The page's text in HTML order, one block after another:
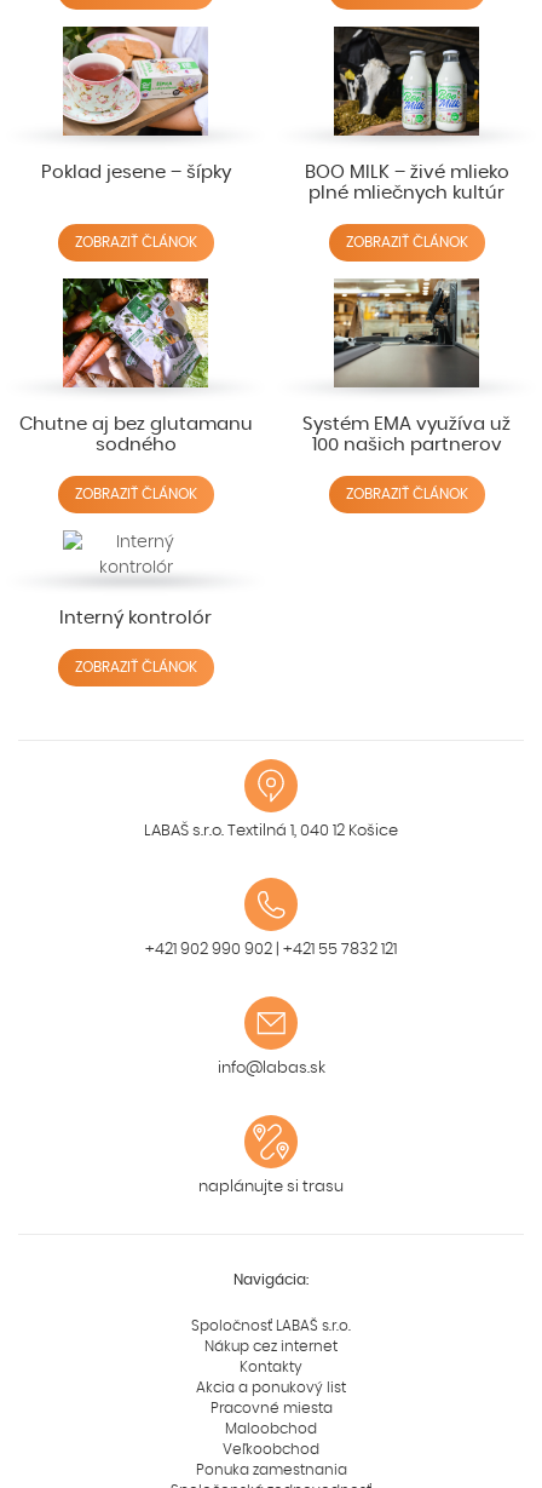
Poklad jesene – šípky
ZOBRAZIŤ ČLÁNOK
BOO MILK – živé mlieko
plné mliečnych kultúr
ZOBRAZIŤ ČLÁNOK
Chutne aj bez glutamanu
sodného
ZOBRAZIŤ ČLÁNOK
Systém EMA využíva už
100 našich partnerov
ZOBRAZIŤ ČLÁNOK
Interný kontrolór
ZOBRAZIŤ ČLÁNOK
LABAŠ s.r.o. Textilná 1, 040 12 Košice
+421 902 990 902 +421 55 7832 121
info@labas.sk
naplánujte si trasu
Navigácia:
Spoločnosť LABAŠ s.r.o.
Nákup cez internet
Kontakty
Akcia a ponukový list
Pracovné miesta
Maloobchod
Veľkoobchod
Ponuka zamestnania